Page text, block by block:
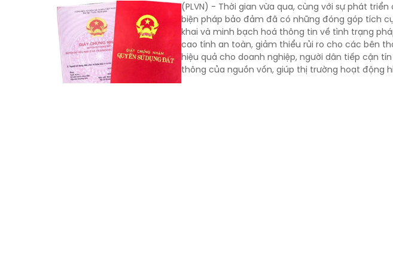
(PLVN) - Thời gian vừa qua, cùng với sự phát
biện pháp bảo đảm đã có những đóng góp tích
khai và minh bạch hoá thông tin về tình trạng
cao tính an toàn, giảm thiểu rủi ro cho các bên
hiệu quả cho doanh nghiệp, người dân tiếp cận
thông của nguồn vốn, giúp thị trường hoạt động